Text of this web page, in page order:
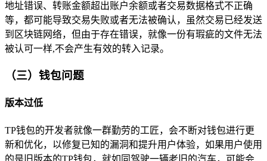
地址错误、转账金额超出账户余额或者交易数据格式不正确
等，都可能导致交易失败或者无法被确认，虽然交易已经发送
到区块链网络，但由于存在错误，就像一份有瑕疵的文件无法
被认可一样,不会产生有效的转入记录。
（三）钱包问题
版本过低
TP钱包的开发者就像一群勤劳的工匠，会不断对钱包进行更
新和优化，以修复已知的漏洞和提升用户体验，如果用户使用
的是旧版本的TP钱包，就如同驾驶一辆老旧的汽车，可能会